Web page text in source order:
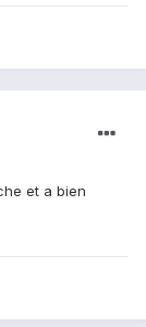
et a bien